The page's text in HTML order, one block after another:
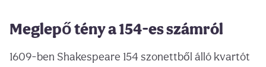
Meglepő tény a 154-es számról
1609-ben Shakespeare 154 szonettből álló kvartót